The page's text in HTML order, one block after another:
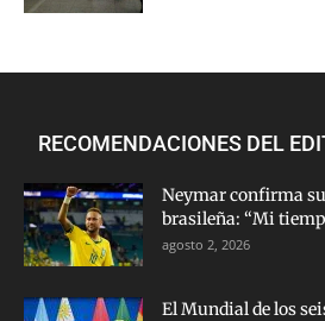
RECOMENDACIONES DEL
Neymar confirma
brasileña: “Mi
agosto 2, 2026
El Mundial de los